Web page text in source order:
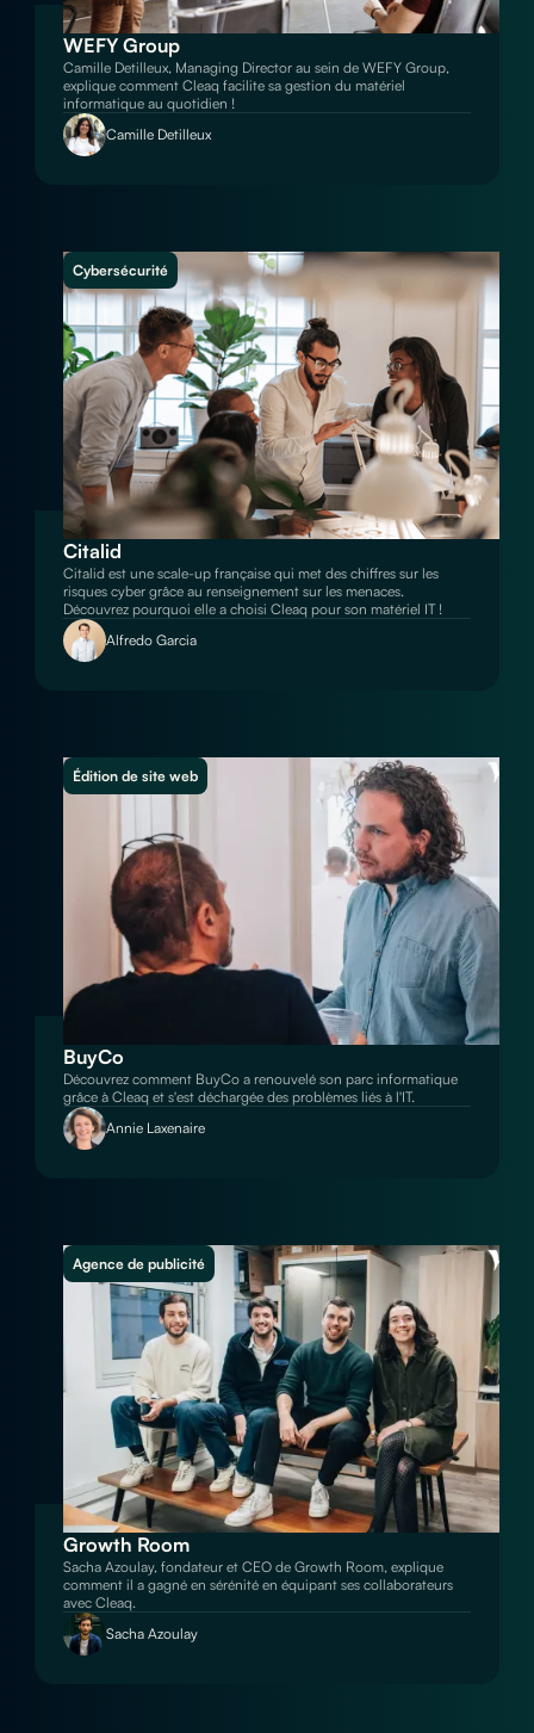
WEFY Group
Camille Detilleux, Managing Director au sein de WEFY Group,
explique comment Cleaq facilite sa gestion du matériel
informatique au quotidien !
Camille Detilleux
Cybersécurité
Citalid
Citalid est une scale-up française qui met des chiffres sur les
risques cyber grâce au renseignement sur les menaces.
Découvrez pourquoi elle a choisi Cleaq pour son matériel IT !
Alfredo Garcia
Édition de site web
BuyCo
Découvrez comment BuyCo a renouvelé son parc informatique
grâce à Cleaq et s'est déchargée des problèmes liés à l'IT.
Annie Laxenaire
Agence de publicité
Growth Room
Sacha Azoulay, fondateur et CEO de Growth Room, explique
comment il a gagné en sérénité en équipant ses collaborateurs
avec Cleaq.
Sacha Azoulay